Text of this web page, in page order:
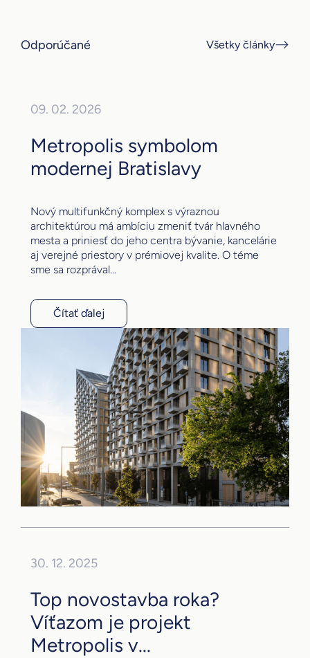
Odporúčané Všetky články
09. 02. 2026
Metropolis symbolom
modernej Bratislavy
Nový multifunkčný komplex s výraznou
architektúrou má ambíciu zmeniť tvár hlavného
mesta a priniesť do jeho centra bývanie, kancelárie
aj verejné priestory v prémiovej kvalite. O téme
sme sa rozprával...
Čítať ďalej
30. 12. 2025
Top novostavba roka?
Víťazom je projekt
Metropolis v...